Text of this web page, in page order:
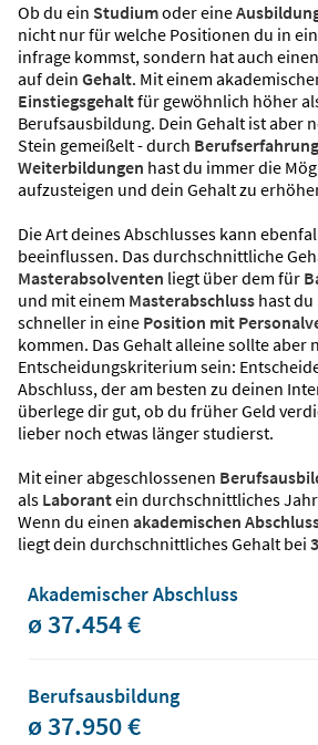
Ob du ein Studiumoder eine
nicht nur für welche Positionen du in
infrage kommst, sondern hat auch
auf dein Gehalt. Mit einem
Einstiegsgehaltfür gewöhnlich höher
Berufsausbildung. Dein Gehalt ist aber
Stein gemeißelt - durch Berufserfahrung
Weiterbildungen hast du immer die
aufzusteigen und dein Gehalt zu
Die Art deines Abschlusses kann
beeinflussen. Das durchschnittliche
Masterabsolventen liegt über dem für
und mit einem Masterabschluss hast du
schneller in eine Position mit
kommen. Das Gehalt alleine sollte aber
Entscheidungskriterium sein:
Abschluss, der am besten zu deinen
überlege dir gut, ob du früher Geld
lieber noch etwas länger studierst.
Mit einer abgeschlossenen
als Laborantein durchschnittliches
Wenn du einen akademischen
liegt dein durchschnittliches Gehalt bei
Akademischer Abschluss
ø 37.454 €
Berufsausbildung
ø 37.950 €